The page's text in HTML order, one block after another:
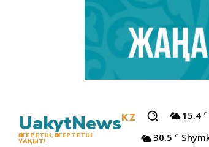
UakytNewsKZ
ӨЗГЕРЕТІН, ӨЗГЕРТЕТІН
УАҚЫТ!
15.4 C
30.5 C